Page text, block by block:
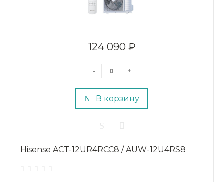
124 090 ₽
- +
В корзину
Hisense ACT-12UR4RCC8 / AUW-12U4RS8